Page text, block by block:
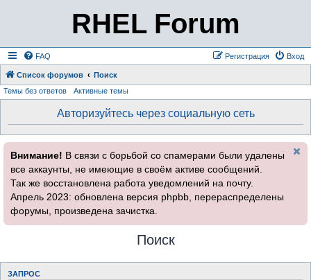
RHEL Forum
FAQ Вход
Регистрация
Список форумов
Поиск
Темы без ответов
Активные темы
Авторизуйтесь через социальную сеть
Внимание! В связи с борьбой со спамерами были удалены
все аккаунты, не имеющие в своём активе сообщений.
Так же восстановлена работа уведомлений на почту.
Апрель 2023: обновлена версия phpbb, перераспределены
форумы, произведена зачистка.
Поиск
ЗАПРОС